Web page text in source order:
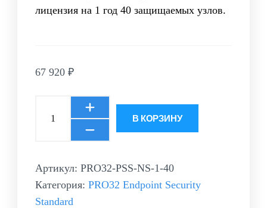
лицензия на 1 год 40 защищаемых узлов.
67 920 ₽
В КОРЗИНУ
Артикул: PRO32-PSS-NS-1-40
Категория: PRO32 Endpoint Security
Standard